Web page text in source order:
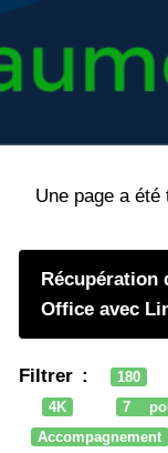
Une page a
Office avec
Filtrer : 180
4K
7
Accompagnement